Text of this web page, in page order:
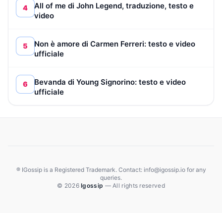
4
All of me di John Legend, traduzione, testo e
video
5
Non è amore di Carmen Ferreri: testo e video
ufficiale
6
Bevanda di Young Signorino: testo e video
ufficiale
® IGossip is a Registered Trademark. Contact: info@igossip.io for any
queries.
© 2026Igossip — All rights reserved